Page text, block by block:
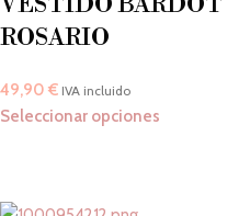
ROSARIO
49,90 € IVA incluido
Seleccionar opciones